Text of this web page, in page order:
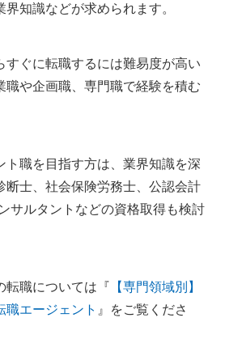
知識などが求められます。
すぐに転職するには難易度が高い
職や企画職、専門職で経験を積む
ト職を目指す方は、業界知識を深
断士、社会保険労務士、公認会計
サルタントなどの資格取得も検討
転職については『 【専門領域別】
職エージェント 』をご覧くださ